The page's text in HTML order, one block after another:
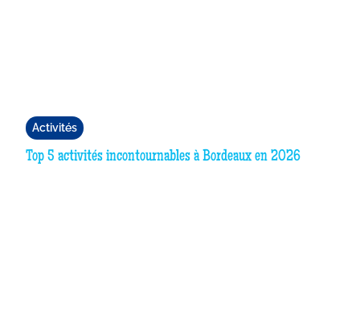
Activités
Top 5 activités incontournables à Bordeaux en 2026